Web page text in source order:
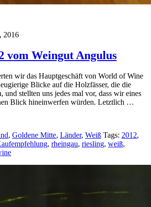
2016
vom Weingut Angulus
wir das Hauptgeschäft von World of Wine
Blicke auf die Holzfässer, die die
und stellten uns jedes mal vor, dass wir eines
Blick hineinwerfen würden. Letztlich …
, Goldene Mitte, Länder, Weiß Tags: 2012,
, rheingau, riesling, weiß,